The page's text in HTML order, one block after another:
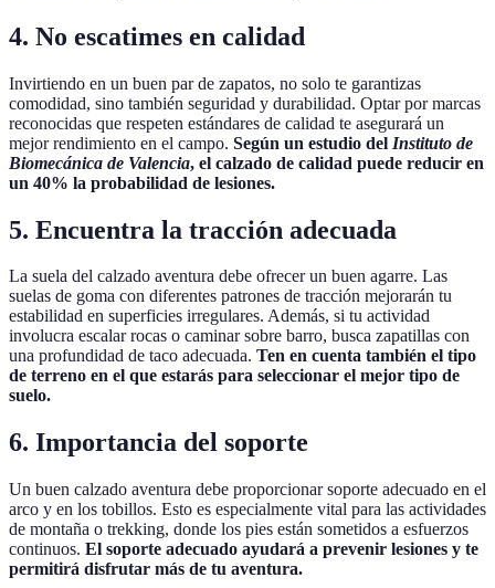
4. No escatimes en calidad
Invirtiendo en un buen par de zapatos, no solo te garantizas
comodidad, sino también seguridad y durabilidad. Optar por marcas
reconocidas que respeten estándares de calidad te asegurará un
mejor rendimiento en el campo. Según un estudio del Instituto de
Biomecánica de Valencia, el calzado de calidad puede reducir en
un 40% la probabilidad de lesiones.
5. Encuentra la tracción adecuada
La suela del calzado aventura debe ofrecer un buen agarre. Las
suelas de goma con diferentes patrones de tracción mejorarán tu
estabilidad en superficies irregulares. Además, si tu actividad
involucra escalar rocas o caminar sobre barro, busca zapatillas con
una profundidad de taco adecuada. Ten en cuenta también el tipo
de terreno en el que estarás para seleccionar el mejor tipo de
suelo.
6. Importancia del soporte
Un buen calzado aventura debe proporcionar soporte adecuado en el
arco y en los tobillos. Esto es especialmente vital para las actividades
de montaña o trekking, donde los pies están sometidos a esfuerzos
continuos. El soporte adecuado ayudará a prevenir lesiones y te
permitirá disfrutar más de tu aventura.